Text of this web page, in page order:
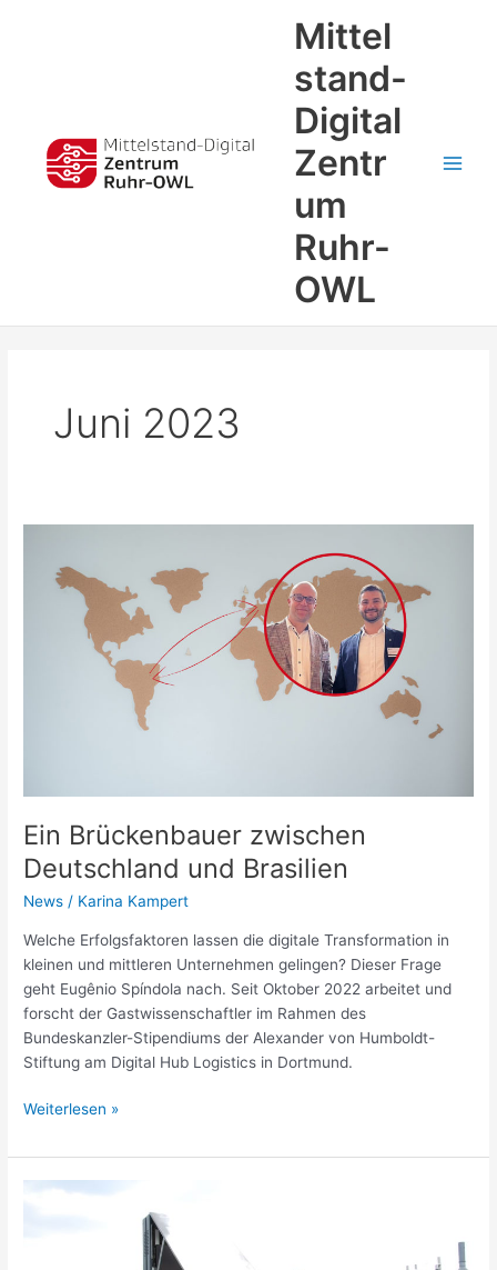
Mittel
stand-
Digital
Zentr
um
Ruhr-
OWL
Juni 2023
Ein Brückenbauer zwischen
Deutschland und Brasilien
News / Karina Kampert
Welche Erfolgsfaktoren lassen die digitale Transformation in
kleinen und mittleren Unternehmen gelingen? Dieser Frage
geht Eugênio Spíndola nach. Seit Oktober 2022 arbeitet und
forscht der Gastwissenschaftler im Rahmen des
Bundeskanzler-Stipendiums der Alexander von Humboldt-
Stiftung am Digital Hub Logistics in Dortmund.
zwischen
Deutschland
Weiterlesen »
Prototyping